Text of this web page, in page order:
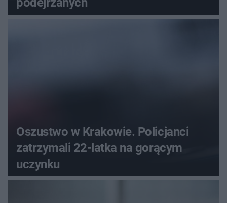
Oszustwo w Krakowie. Policjanci
zatrzymali 22-latka na gorącym
uczynku